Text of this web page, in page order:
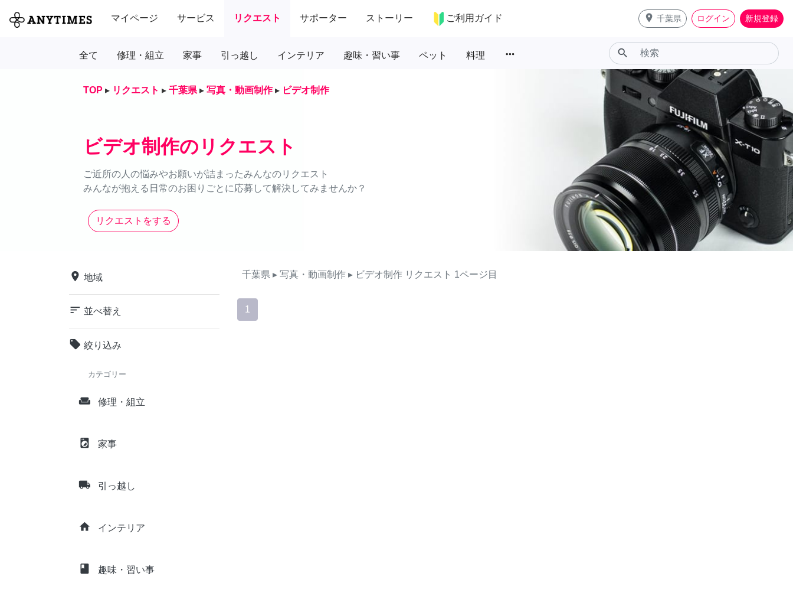
マイページ サービス リクエスト サポーター ストーリー ご利用ガイド place 千葉県 ログイン 新規登録
全て 修理・組立 家事 引っ越し インテリア 趣味・習い事 ペット 料理 more_horiz search
TOP ▸ リクエスト ▸ 千葉県 ▸ 写真・動画制作 ▸ ビデオ制作
ビデオ制作のリクエスト
ご近所の人の悩みやお願いが詰まったみんなのリクエスト
みんなが抱える日常のお困りごとに応募して解決してみませんか？
リクエストをする
place 地域
sort 並べ替え
local_offer 絞り込み
カテゴリー
weekend 修理・組立
local_laundry_service 家事
local_shipping 引っ越し
home インテリア
class 趣味・習い事
千葉県 ▸ 写真・動画制作 ▸ ビデオ制作 リクエスト 1ページ目
1